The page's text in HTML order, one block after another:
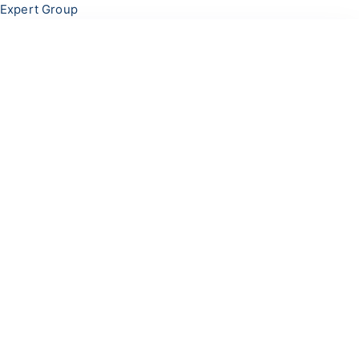
Перейти
Expert Group
Меню